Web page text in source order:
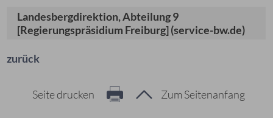
Landesbergdirektion, Abteilung 9
[Regierungspräsidium Freiburg] (service-bw.de)
zurück
Zum Seitenanfang
Seite drucken